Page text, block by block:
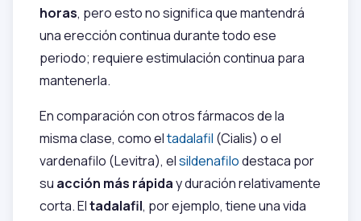
horas, pero esto no significa que mantendrá
una erección continua durante todo ese
periodo; requiere estimulación continua para
mantenerla.
En comparación con otros fármacos de la
misma clase, como eltadalafil (Cialis) o el
vardenafilo (Levitra), elsildenafilodestaca por
su acción más rápiday duración relativamente
corta. Eltadalafil, por ejemplo, tiene una vida